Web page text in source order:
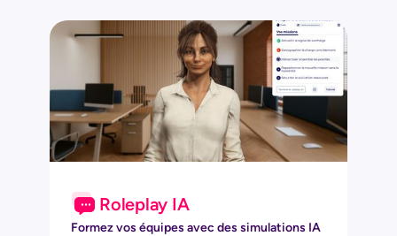
Roleplay IA
Formez vos équipes avec des simulations IA